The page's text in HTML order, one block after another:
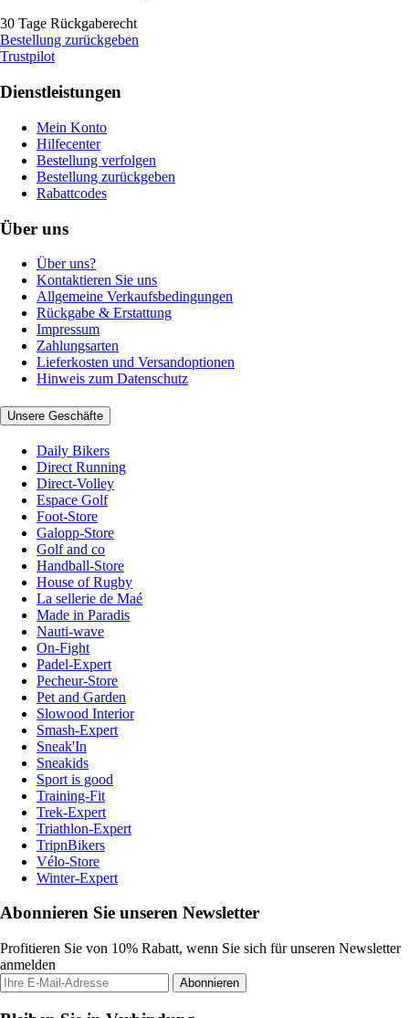
30 Tage Rückgaberecht
Bestellung zurückgeben
Trustpilot
Dienstleistungen
Mein Konto
Hilfecenter
Bestellung verfolgen
Bestellung zurückgeben
Rabattcodes
Über uns
Über uns?
Kontaktieren Sie uns
Allgemeine Verkaufsbedingungen
Rückgabe & Erstattung
Impressum
Zahlungsarten
Lieferkosten und Versandoptionen
Hinweis zum Datenschutz
Unsere Geschäfte
Daily Bikers
Direct Running
Direct-Volley
Espace Golf
Foot-Store
Galopp-Store
Golf and co
Handball-Store
House of Rugby
La sellerie de Maé
Made in Paradis
Nauti-wave
On-Fight
Padel-Expert
Pecheur-Store
Pet and Garden
Slowood Interior
Smash-Expert
Sneak'In
Sneakids
Sport is good
Training-Fit
Trek-Expert
Triathlon-Expert
TripnBikers
Vélo-Store
Winter-Expert
Abonnieren Sie unseren Newsletter
Profitieren Sie von 10% Rabatt, wenn Sie sich für unseren Newsletter
anmelden
Abonnieren